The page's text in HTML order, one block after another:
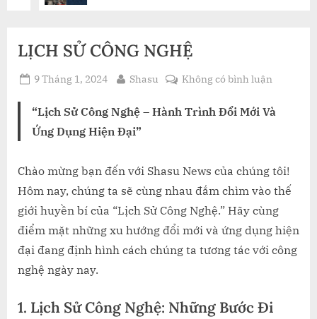
LỊCH SỬ CÔNG NGHỆ
Posted
9 Tháng 1, 2024 By
Shasu Không có bình luậnở
SỬ
“Lịch Sử Công Nghệ – Hành Trình Đổi Mới Và
Ứng Dụng Hiện Đại”
Chào mừng bạn đến với Shasu News của chúng tôi!
Hôm nay, chúng ta sẽ cùng nhau đắm chìm vào thế
giới huyền bí của “Lịch Sử Công Nghệ.” Hãy cùng
điểm mặt những xu hướng đổi mới và ứng dụng hiện
đại đang định hình cách chúng ta tương tác với công
nghệ ngày nay.
1. Lịch Sử Công Nghệ: Những Bước Đi